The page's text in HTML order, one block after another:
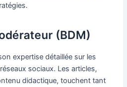
(BDM)
expertise détaillée sur les
sociaux. Les articles,
didactique, touchent tant